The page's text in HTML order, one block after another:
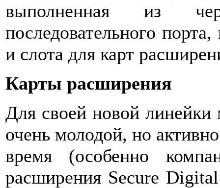
выполненная из
последовательного
и слота для карт
Карты расширения
Для своей новой линейки
очень молодой, но
время (особенно
расширения Secure